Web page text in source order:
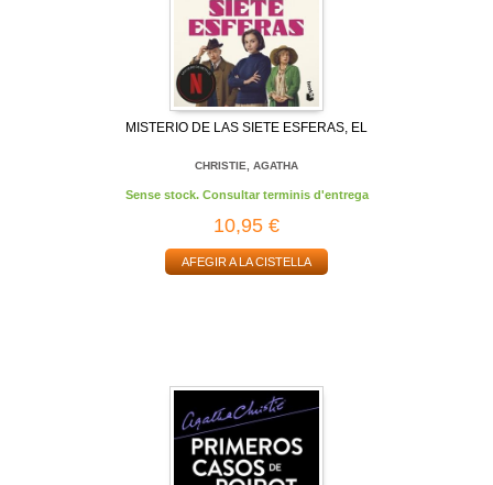
MISTERIO DE LAS SIETE ESFERAS, EL
CHRISTIE, AGATHA
Sense stock. Consultar terminis d'entrega
10,95 €
AFEGIR A LA CISTELLA